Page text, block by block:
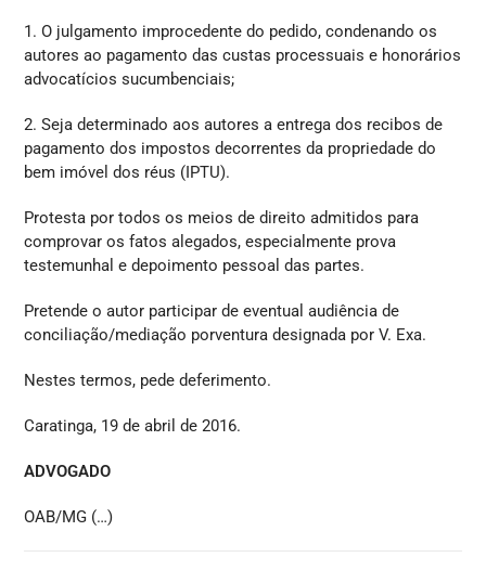
1. O julgamento improcedente do pedido, condenando os
autores ao pagamento das custas processuais e honorários
advocatícios sucumbenciais;
2. Seja determinado aos autores a entrega dos recibos de
pagamento dos impostos decorrentes da propriedade do
bem imóvel dos réus (IPTU).
Protesta por todos os meios de direito admitidos para
comprovar os fatos alegados, especialmente prova
testemunhal e depoimento pessoal das partes.
Pretende o autor participar de eventual audiência de
conciliação/mediação porventura designada por V. Exa.
Nestes termos, pede deferimento.
Caratinga, 19 de abril de 2016.
ADVOGADO
OAB/MG (…)